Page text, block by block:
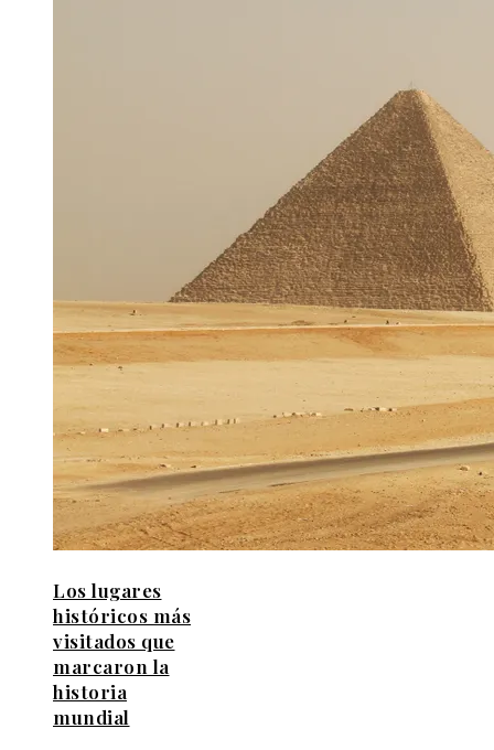
Los lugares
históricos más
visitados que
marcaron la
historia
mundial